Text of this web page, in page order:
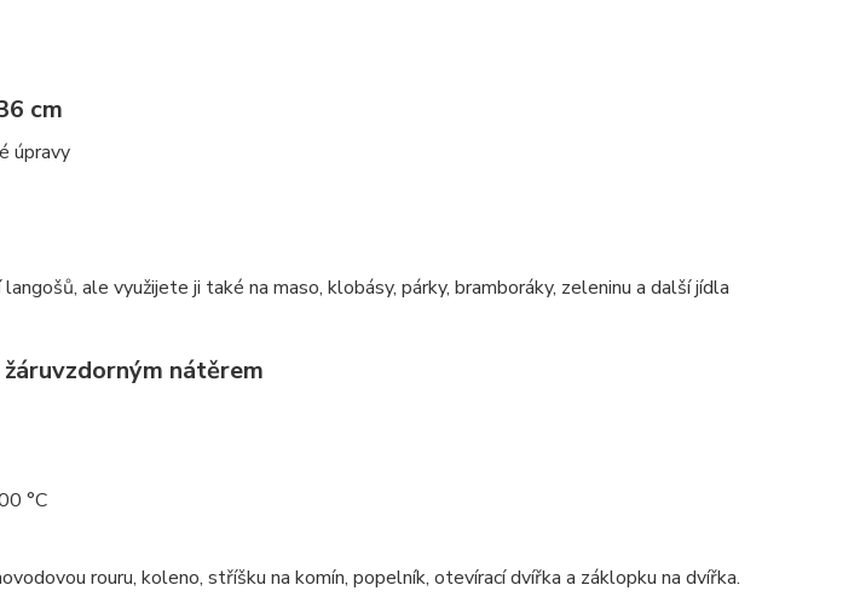
cm
úpravy
ale využijete ji také na maso, klobásy, párky, bramboráky, zeleninu a další jídla
nátěrem
°C
rouru, koleno, stříšku na komín, popelník, otevírací dvířka a záklopku na dvířka.